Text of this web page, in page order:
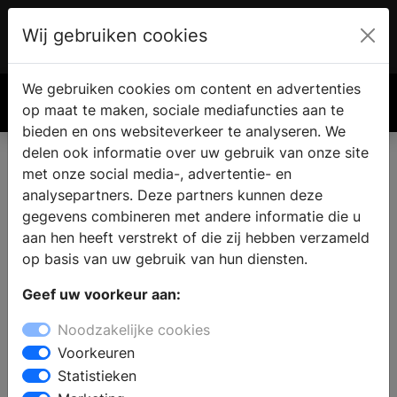
€ 0.00
Wij gebruiken cookies
We gebruiken cookies om content en advertenties
op maat te maken, sociale mediafuncties aan te
bieden en ons websiteverkeer te analyseren. We
delen ook informatie over uw gebruik van onze site
met onze social media-, advertentie- en
analysepartners. Deze partners kunnen deze
gegevens combineren met andere informatie die u
aan hen heeft verstrekt of die zij hebben verzameld
op basis van uw gebruik van hun diensten.
Geef uw voorkeur aan:
Noodzakelijke cookies
Voorkeuren
Statistieken